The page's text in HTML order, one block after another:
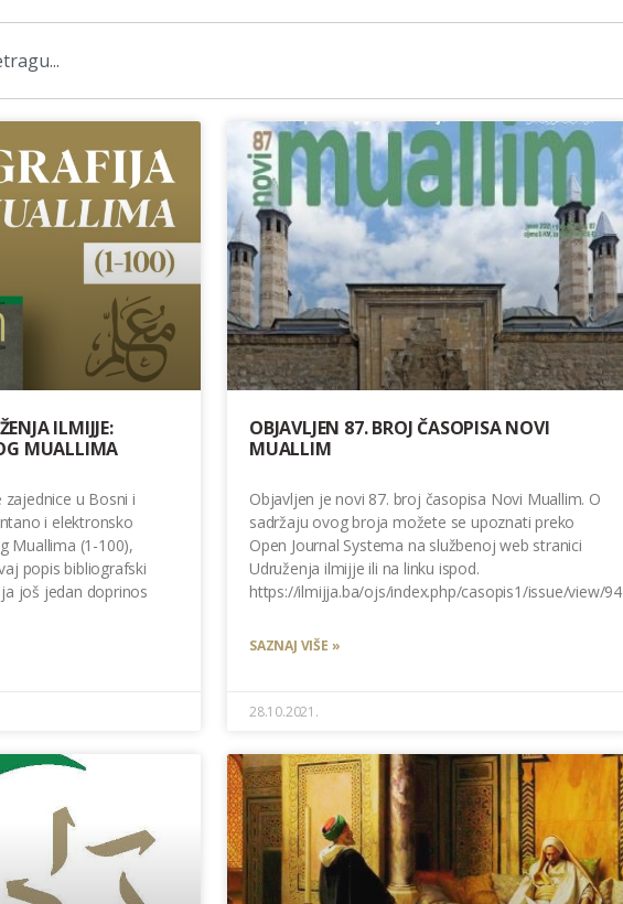
ILMIJJE:
MUALLIMA
u Bosni i
i elektronsko
Muallima (1-100),
popis bibliografski
još jedan doprinos
OBJAVLJEN 87. BROJ ČASOPISA NOVI
MUALLIM
Objavljen je novi 87. broj časopisa Novi Muallim. O
sadržaju ovog broja možete se upoznati preko
Open Journal Systema na službenoj web stranici
Udruženja ilmijje ili na linku ispod.
https://ilmijja.ba/ojs/index.php/casopis1/issue/view/94
SAZNAJ VIŠE »
28.10.2021.